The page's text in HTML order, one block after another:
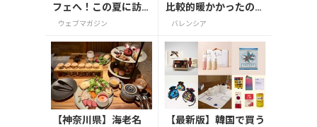
フェへ！この夏に訪
れたい三浦半島の穴
ウェブマガジン
比較的暖かかったので
すが、さすがに寒くな
バレンシア
【神奈川県】海老名
【最新版】韓国で買う